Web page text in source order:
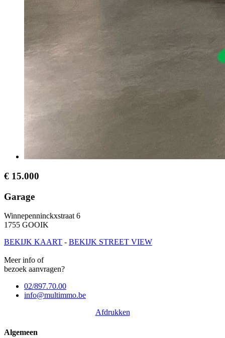
€ 15.000
Garage
Winnepenninckxstraat 6
1755 GOOIK
BEKĲK KAART - BEKĲK STREET VIEW
Meer info of
bezoek aanvragen?
02/897.70.00
info@multimmo.be
Afdrukken
Algemeen